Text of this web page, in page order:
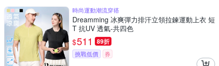
時尚運動潮流穿搭
Dreamming 冰爽彈力排汗立領拉鍊運動上衣 短
T 抗UV 透氣-共四色
$511 89折
挑戰低價 券